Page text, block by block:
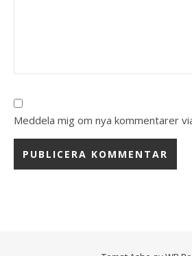
Meddela mig om nya kommentarer